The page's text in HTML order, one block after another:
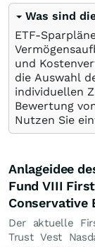
Was sind
ETF-
und
die Auswahl
individuellen
Bewertung
Nutzen Sie
Anlageidee
Fund VIII
Conservative
Der aktuelle
Trust Vest